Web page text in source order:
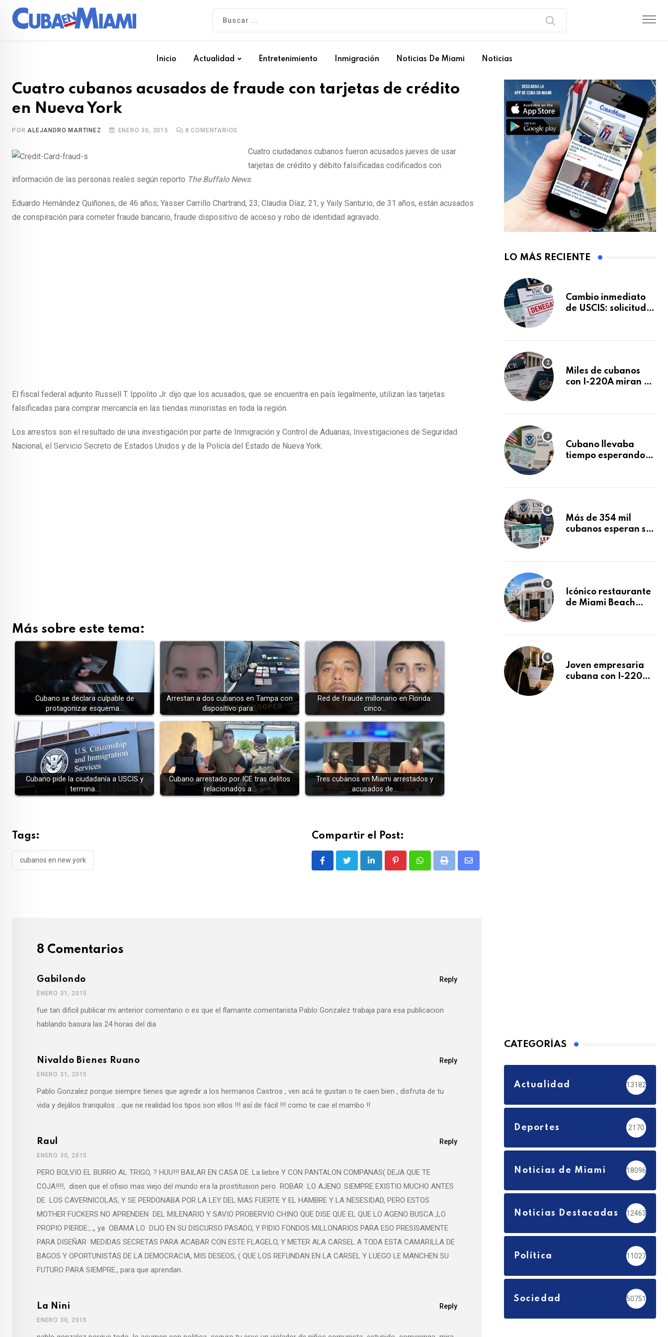
Inicio Actualidad Entretenimiento Inmigración Noticias De Miami Noticias
Cuatro cubanos acusados de fraude con tarjetas de crédito
en Nueva York
PORALEJANDRO MARTINEZ ENERO 30, 2015 8 COMENTARIOS
Cuatro ciudadanos cubanos fueron acusados jueves de usar
tarjetas de crédito y débito falsificadas codificados con
información de las personas reales según reporto The Buffalo News.
Eduardo Hernández Quiñones, de 46 años; Yasser Carrillo Chartrand, 23; Claudia Díaz, 21; y Yaily Santurio, de 31 años, están acusados
de conspiración para cometer fraude bancario, fraude dispositivo de acceso y robo de identidad agravado.
El fiscal federal adjunto Russell T. Ippolito Jr. dijo que los acusados, que se encuentra en país legalmente, utilizan las tarjetas
falsificadas para comprar mercancía en las tiendas minoristas en toda la región.
Los arrestos son el resultado de una investigación por parte de Inmigración y Control de Aduanas, Investigaciones de Seguridad
Nacional, el Servicio Secreto de Estados Unidos y de la Policía del Estado de Nueva York.
Más sobre este tema:
Cubano se declara culpable de
protagonizar esquema…
Arrestan a dos cubanos en Tampa con
dispositivo para…
Red de fraude millonario en Florida:
cinco…
Cubano pide la ciudadanía a USCIS y
termina…
Cubano arrestado por ICE tras delitos
relacionados a…
Tres cubanos en Miami arrestados y
acusados de…
Tags:
cubanos en new york
Compartir el Post:
LinkedIn PinterestWhatsappPrint
Share
8 Comentarios
Reply
Gabilondo
ENERO 31, 2015
fue tan dificil publicar mi anterior comentario o es que el flamante comentarista Pablo Gonzalez trabaja para esa publicacion
hablando basura las 24 horas del dia
Reply
Nivaldo Bienes Ruano
ENERO 31, 2015
Pablo Gonzalez porque siempre tienes que agredir a los hermanos Castros , ven acá te gustan o te caen bien , disfruta de tu
vida y dejálos tranquilos …que ne realidad los tipos son ellos !!! así de fácil !!! como te cae el mambo !!
Reply
Raul
ENERO 30, 2015
PERO BOLVIO EL BURRO AL TRIGO, ? HUU!!! BAILAR EN CASA DE. La liebre Y CON PANTALON COMPANAS( DEJA QUE TE
COJA!!!!, disen que el ofisio mas viejo del mundo era la prostitusion pero ROBAR LO AJENO. SIEMPRE EXISTIO MUCHO ANTES
DE LOS CAVERNICOLAS, Y SE PERDONABA POR LA LEY DEL MAS FUERTE Y EL HAMBRE Y LA NESESIDAD, PERO ESTOS
MOTHER FUCKERS NO APRENDEN DEL MILENARIO Y SAVIO PROBERVIO CHINO QUE DISE QUE EL QUE LO AGENO BUSCA ,LO
PROPIO PIERDE:, ,, ya OBAMA LO DIJO EN SU DISCURSO PASADO, Y PIDIO FONDOS MILLONARIOS PARA ESO PRESISAMENTE
PARA DISEÑAR MEDIDAS SECRETAS PARA ACABAR CON ESTE FLAGELO, Y METER ALA CARSEL A TODA ESTA CAMARILLA DE
BAGOS Y OPORTUNISTAS DE LA DEMOCRACIA, MIS DESEOS, ( QUE LOS REFUNDAN EN LA CARSEL Y LUEGO LE MANCHEN SU
FUTURO PARA SIEMPRE., para que aprendan.
Reply
La Nini
ENERO 30, 2015
LO MÁS RECIENTE
Cambio inmediato
de USCIS: solicitudes
sin previo aviso
Miles de cubanos
con I-220A miran al
decidirse en una
Cubano llevaba
tiempo esperando
tras Writ of
Más de 354 mil
cubanos esperan su
acumula 1.5 millones
Icónico restaurante
de Miami Beach
después de 15 años
Joven empresaria
cubana con I-220A
CATEGORÍAS
Actualidad 13182
Deportes 2170
Noticias de Miami 18096
Noticias Destacadas 12463
Política 11027
Sociedad 50751